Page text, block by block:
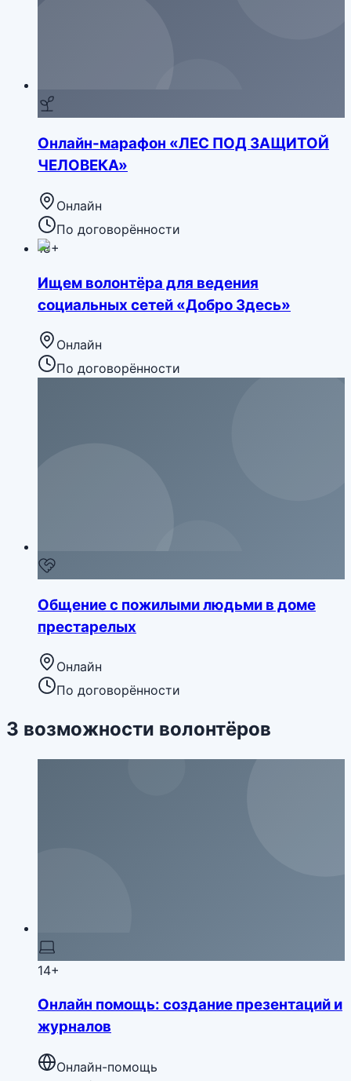
Онлайн-марафон «ЛЕС ПОД ЗАЩИТОЙ
ЧЕЛОВЕКА»
Онлайн
По договорённости
18+
Ищем волонтёра для ведения
социальных сетей «Добро Здесь»
Онлайн
По договорённости
Общение с пожилыми людьми в доме
престарелых
Онлайн
По договорённости
3 возможности волонтёров
14+
Онлайн помощь: создание презентаций и
журналов
Онлайн-помощь